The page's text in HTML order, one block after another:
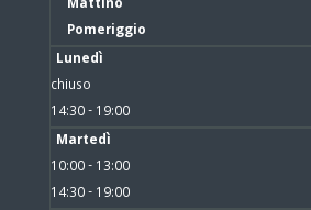
Mattino
Pomeriggio
Lunedì
chiuso
14:30 - 19:00
Martedì
10:00 - 13:00
14:30 - 19:00